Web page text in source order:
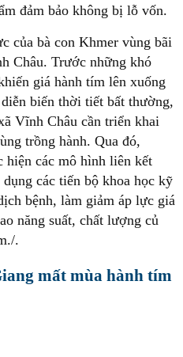
đảm bảo không bị lỗ vốn.
của bà con Khmer vùng bãi
Châu. Trước những khó
giá hành tím lên xuống
biến thời tiết bất thường,
Vĩnh Châu cần triển khai
trồng hành. Qua đó,
hiện các mô hình liên kết
các tiến bộ khoa học kỹ
bệnh, làm giảm áp lực giá
năng suất, chất lượng củ
.
mất mùa hành tím